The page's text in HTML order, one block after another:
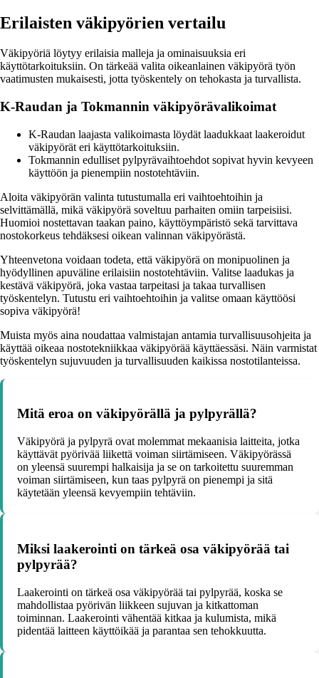
Erilaisten väkipyörien vertailu
Väkipyöriä löytyy erilaisia malleja ja ominaisuuksia eri
käyttötarkoituksiin. On tärkeää valita oikeanlainen väkipyörä työn
vaatimusten mukaisesti, jotta työskentely on tehokasta ja turvallista.
K-Raudan ja Tokmannin väkipyörävalikoimat
K-Raudan laajasta valikoimasta löydät laadukkaat laakeroidut
väkipyörät eri käyttötarkoituksiin.
Tokmannin edulliset pylpyrävaihtoehdot sopivat hyvin kevyeen
käyttöön ja pienempiin nostotehtäviin.
Aloita väkipyörän valinta tutustumalla eri vaihtoehtoihin ja
selvittämällä, mikä väkipyörä soveltuu parhaiten omiin tarpeisiisi.
Huomioi nostettavan taakan paino, käyttöympäristö sekä tarvittava
nostokorkeus tehdäksesi oikean valinnan väkipyörästä.
Yhteenvetona voidaan todeta, että väkipyörä on monipuolinen ja
hyödyllinen apuväline erilaisiin nostotehtäviin. Valitse laadukas ja
kestävä väkipyörä, joka vastaa tarpeitasi ja takaa turvallisen
työskentelyn. Tutustu eri vaihtoehtoihin ja valitse omaan käyttöösi
sopiva väkipyörä!
Muista myös aina noudattaa valmistajan antamia turvallisuusohjeita ja
käyttää oikeaa nostotekniikkaa väkipyörää käyttäessäsi. Näin varmistat
työskentelyn sujuvuuden ja turvallisuuden kaikissa nostotilanteissa.
Mitä eroa on väkipyörällä ja pylpyrällä?
Väkipyörä ja pylpyrä ovat molemmat mekaanisia laitteita, jotka
käyttävät pyörivää liikettä voiman siirtämiseen. Väkipyörässä
on yleensä suurempi halkaisija ja se on tarkoitettu suuremman
voiman siirtämiseen, kun taas pylpyrä on pienempi ja sitä
käytetään yleensä kevyempiin tehtäviin.
Miksi laakerointi on tärkeä osa väkipyörää tai
pylpyrää?
Laakerointi on tärkeä osa väkipyörää tai pylpyrää, koska se
mahdollistaa pyörivän liikkeen sujuvan ja kitkattoman
toiminnan. Laakerointi vähentää kitkaa ja kulumista, mikä
pidentää laitteen käyttöikää ja parantaa sen tehokkuutta.